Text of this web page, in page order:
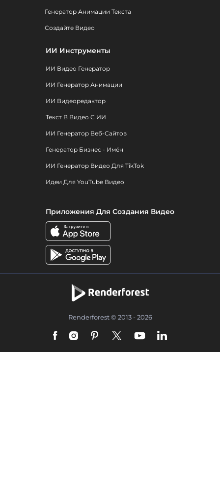
Генератор Анимации Текста
Создайте Видео
ИИ Инструменты
ИИ Видео Генератор
ИИ Генератор Анимации
ИИ Видеоредактор
Текст В Видео С ИИ
ИИ Генератор Веб-Сайтов
Генератор Бизнес - Имён
ИИ Генератор Видео Для TikTok
Идеи Для YouTube Видео
Приложения Для Создания Видео
Renderforest © 2013 - 2026